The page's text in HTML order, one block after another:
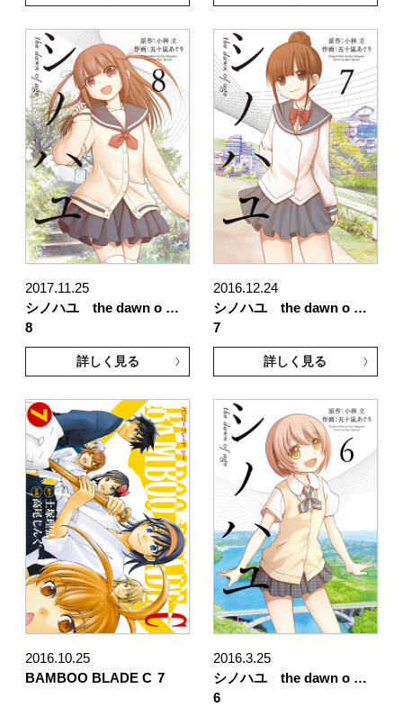
2017.11.25
シノハユ the dawn o …
8
詳しく見る
2016.12.24
シノハユ the dawn o …
7
詳しく見る
2016.10.25
BAMBOO BLADE C 7
2016.3.25
シノハユ the dawn o …
6